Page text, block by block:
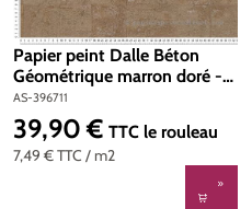
Papier peint Dalle Béton
Géométrique marron doré -
Stories of Life d'A.S. Création
| Réf. AS-396711
AS-396711
7,49 €TTC / m2
Prix régulier :
39,90 € TTC le rouleau